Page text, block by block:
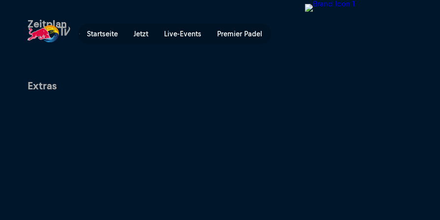
Startseite Jetzt Live-Events Premier Padel
Lotto Brüssel Premier Padel P2 präsentiert von Belfius |
Zeitplan
Extras